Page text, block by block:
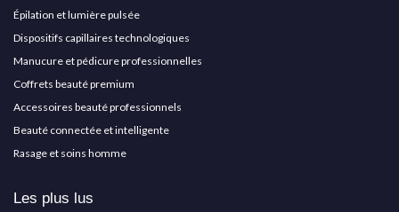
Épilation et lumière pulsée
Dispositifs capillaires technologiques
Manucure et pédicure professionnelles
Coffrets beauté premium
Accessoires beauté professionnels
Beauté connectée et intelligente
Rasage et soins homme
Les plus lus